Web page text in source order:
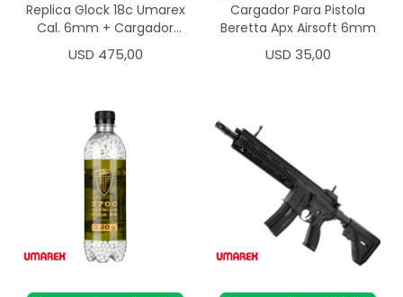
Replica Glock 18c Umarex
Cal. 6mm + Cargador
Extra
USD 475,00
Cargador Para Pistola
Beretta Apx Airsoft 6mm
USD 35,00